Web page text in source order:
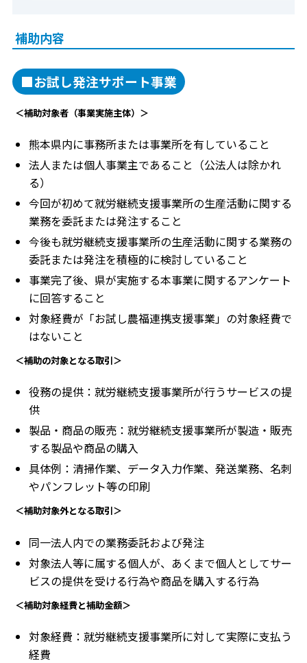
補助内容
■お試し発注サポート事業
＜補助対象者（事業実施主体）＞
熊本県内に事務所または事業所を有していること
法人または個人事業主であること（公法人は除かれ
る）
今回が初めて就労継続支援事業所の生産活動に関する
業務を委託または発注すること
今後も就労継続支援事業所の生産活動に関する業務の
委託または発注を積極的に検討していること
事業完了後、県が実施する本事業に関するアンケート
に回答すること
対象経費が「お試し農福連携支援事業」の対象経費で
はないこと
＜補助の対象となる取引＞
役務の提供：就労継続支援事業所が行うサービスの提
供
製品・商品の販売：就労継続支援事業所が製造・販売
する製品や商品の購入
具体例：清掃作業、データ入力作業、発送業務、名刺
やパンフレット等の印刷
＜補助対象外となる取引＞
同一法人内での業務委託および発注
対象法人等に属する個人が、あくまで個人としてサー
ビスの提供を受ける行為や商品を購入する行為
＜補助対象経費と補助金額＞
対象経費：就労継続支援事業所に対して実際に支払う
経費